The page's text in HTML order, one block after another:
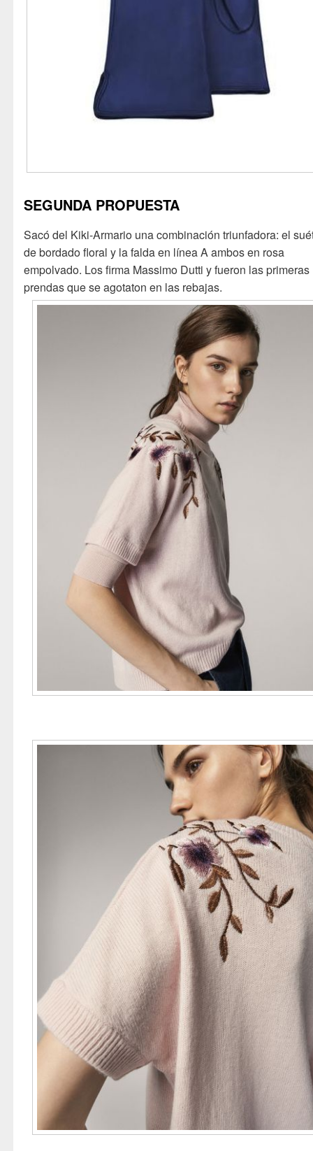
SEGUNDA PROPUESTA
Sacó del Kiki-Armario una combinación triunfadora: el
de bordado floral y la falda en línea A ambos en rosa
empolvado. Los firma Massimo Dutti y fueron las primeras
prendas que se agotaton en las rebajas.